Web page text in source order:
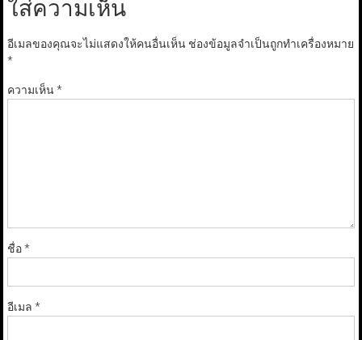
ใส่ความเห็น
อีเมลของคุณจะไม่แสดงให้คนอื่นเห็น ช่องข้อมูลจำเป็นถูกทำเครื่องหมาย
*
ความเห็น*
ชื่อ*
อีเมล *